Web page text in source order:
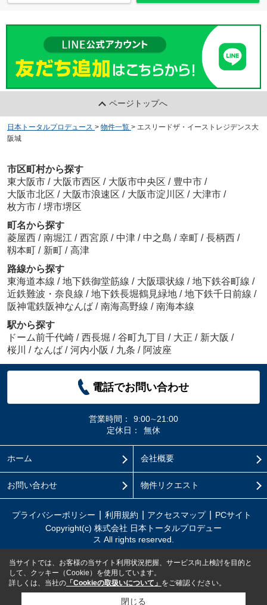
ページトップへ
日本トータルプロデュース > 物件一覧 > エスリードザ・イーストレジデンス大
阪城
市区町村から探す
東大阪市 / 大阪市西区 / 大阪市中央区 / 豊中市 /
大阪市北区 / 大阪市浪速区 / 大阪市淀川区 / 大津市 /
枚方市 / 堺市堺区
町名から探す
菱屋西 / 南堀江 / 西宮原 / 中津 / 中之島 / 幸町 / 長柄西 /
靱本町 / 新町 / 高津
路線から探す
東海道本線 / 地下鉄御堂筋線 / 大阪環状線 / 地下鉄谷町線 /
近鉄難波・奈良線 / 地下鉄長堀鶴見緑地 / 地下鉄千日前線 /
阪神電鉄阪神なんば / 南海高野線 / 南海本線
駅から探す
ドーム前千代崎 / 西長堀 / 谷町九丁目 / 大正 / 新大阪 /
桜川
/ なんば / 河内小阪 / 九条 / 阿波座
電話でお問い合わせ
営業時間：
9:00∼21:00
定休日：
無休
ホーム 会社概要
お問い合わせ 物件リクエスト
プライバシーポリシー 利用規約 アクセスマップ
PCサイト
Copyright(c) 株式会社 日本トータルプロデュー
ス All rights reserved.
当サイトでは、お客様の当サイト利用状況把握、サービス向上検討を目的と
して、クッキー（Cookie）を使用しています。
詳しくは、当社の 「Cookieの取扱いについて」 をご確認ください。
閉じる